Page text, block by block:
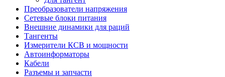
Преобразователи напряжения
Сетевые блоки питания
Внешние динамики для раций
Тангенты
Измерители КСВ и мощности
Автоинформаторы
Кабели
Разъемы и запчасти